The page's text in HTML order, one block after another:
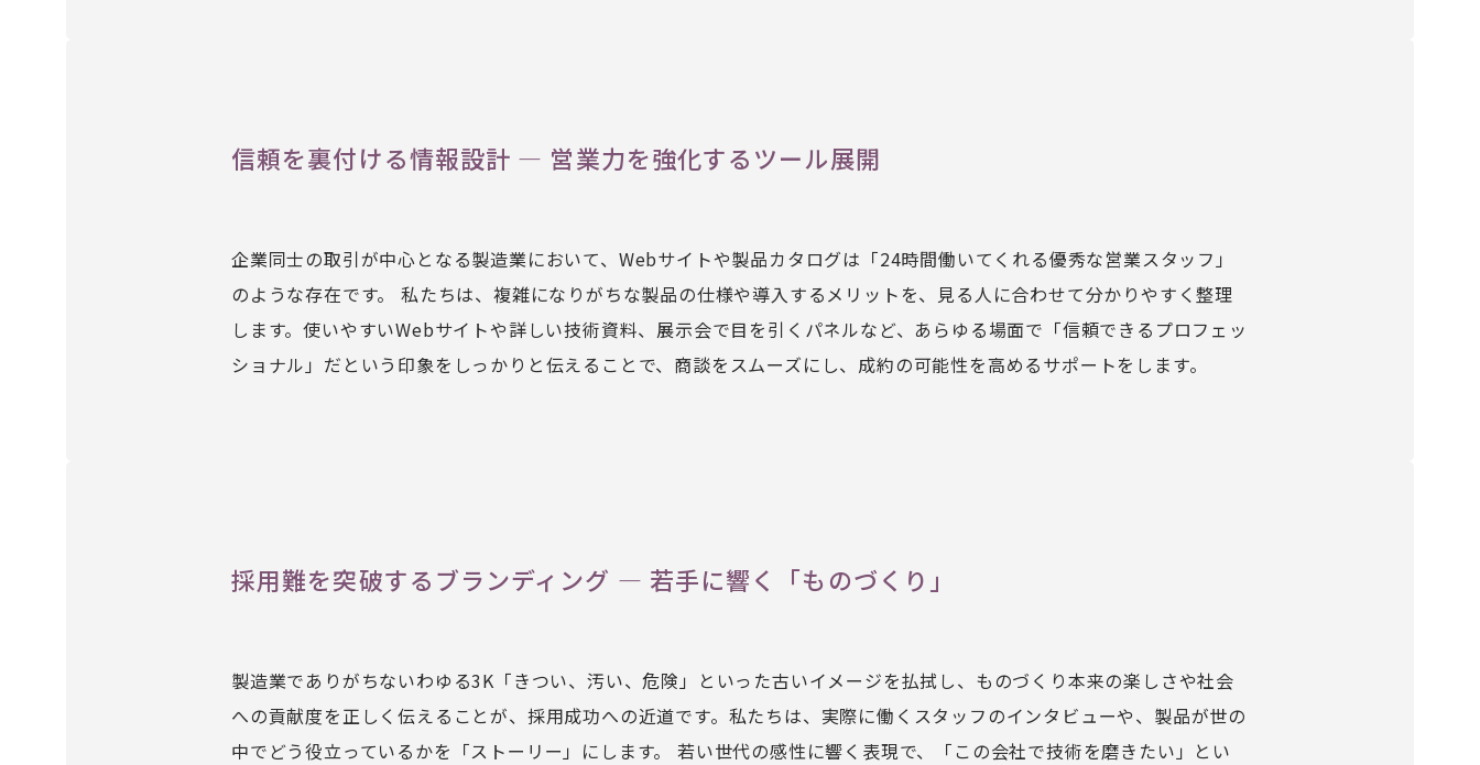
信頼を裏付ける情報設計 ― 営業力を強化するツール展開
企業同士の取引が中心となる製造業において、Webサイトや製品カタログは「24時間働いてくれる優秀な営業スタッフ」
のような存在です。 私たちは、複雑になりがちな製品の仕様や導入するメリットを、見る人に合わせて分かりやすく整理
します。使いやすいWebサイトや詳しい技術資料、展示会で目を引くパネルなど、あらゆる場面で「信頼できるプロフェッ
ショナル」だという印象をしっかりと伝えることで、商談をスムーズにし、成約の可能性を高めるサポートをします。
採用難を突破するブランディング ― 若手に響く「ものづくり」
製造業でありがちないわゆる3K「きつい、汚い、危険」といった古いイメージを払拭し、ものづくり本来の楽しさや社会
への貢献度を正しく伝えることが、採用成功への近道です。私たちは、実際に働くスタッフのインタビューや、製品が世の
中でどう役立っているかを「ストーリー」にします。 若い世代の感性に響く表現で、「この会社で技術を磨きたい」とい